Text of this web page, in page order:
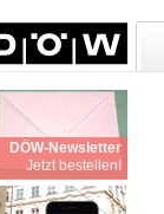
DÖW-Newsletter
Jetzt bestellen!